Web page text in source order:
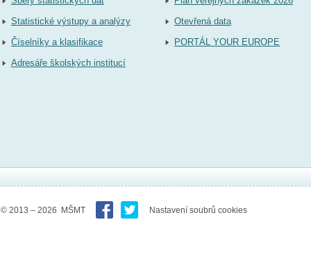
Statistické výstupy a analýzy
Číselníky a klasifikace
Adresáře školských institucí
Otevřená data
PORTÁL YOUR EUROPE
© 2013 – 2026 MŠMT Nastavení soubrů cookies